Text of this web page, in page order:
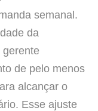
semanal.
da
gerente
de pelo menos
alcançar o
Esse ajuste